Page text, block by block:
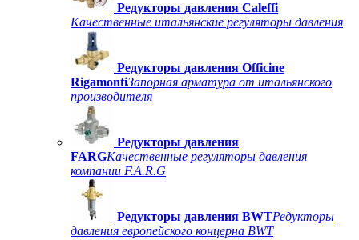
Редукторы давления Caleffi
Качественные итальянские регуляторы давления
Редукторы давления Officine
RigamontiЗапорная арматура от итальянского
производителя
Редукторы давления
FARGКачественные регуляторы давления
компании F.A.R.G
Редукторы давления BWTРедукторы
давления европейского концерна BWT